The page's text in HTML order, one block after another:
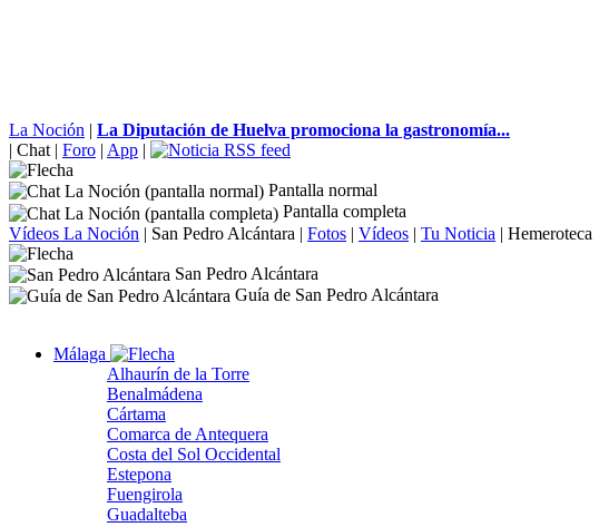
La Noción | La Diputación de Huelva promociona la gastronomía...
| Chat | Foro | App |
Pantalla normal
Pantalla completa
Vídeos La Noción | San Pedro Alcántara | Fotos | Vídeos | Tu Noticia | Hemeroteca
San Pedro Alcántara
Guía de San Pedro Alcántara
Málaga
Alhaurín de la Torre
Benalmádena
Cártama
Comarca de Antequera
Costa del Sol Occidental
Estepona
Fuengirola
Guadalteba